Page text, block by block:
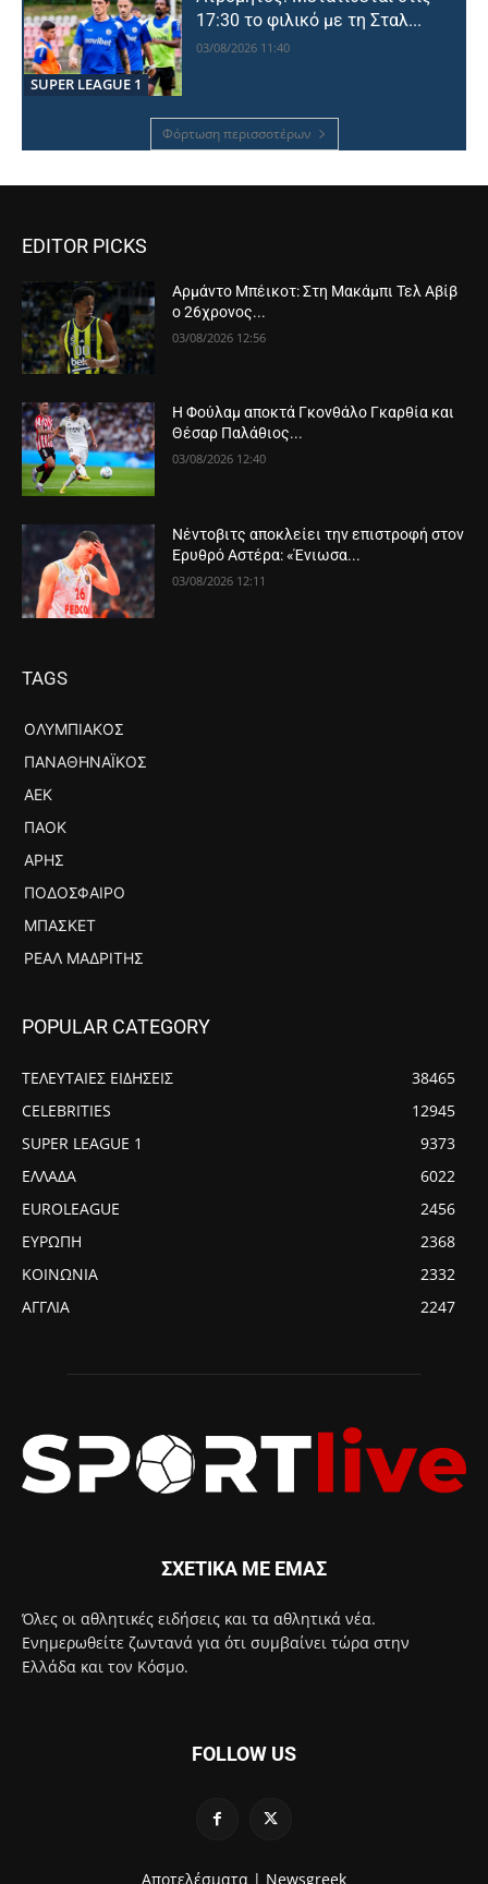
SUPER LEAGUE 1
17:30 το φιλικό με τη Σταλ...
03/08/2026 11:40
Φόρτωση περισσοτέρων
EDITOR PICKS
Αρμάντο Μπέικοτ: Στη Μακάμπι Τελ Αβίβ
ο 26χρονος...
03/08/2026 12:56
Η Φούλαμ αποκτά Γκονθάλο Γκαρθία και
Θέσαρ Παλάθιος...
03/08/2026 12:40
Νέντοβιτς αποκλείει την επιστροφή στον
Ερυθρό Αστέρα: «Ένιωσα...
03/08/2026 12:11
TAGS
ΟΛΥΜΠΙΑΚΌΣ
ΠΑΝΑΘΗΝΑΪΚΌΣ
ΑΕΚ
ΠΑΟΚ
ΆΡΗΣ
ΠΟΔΌΣΦΑΙΡΟ
ΜΠΆΣΚΕΤ
ΡΕΆΛ ΜΑΔΡΊΤΗΣ
POPULAR CATEGORY
ΤΕΛΕΥΤΑΙΕΣ ΕΙΔΗΣΕΙΣ
38465
CELEBRITIES
12945
SUPER LEAGUE 1
9373
ΕΛΛΑΔΑ
6022
EUROLEAGUE
2456
ΕΥΡΩΠΗ
2368
ΚΟΙΝΩΝΙΑ
2332
ΑΓΓΛΙΑ
2247
ΣΧΕΤΙΚΑ ΜΕ ΕΜΑΣ
Όλες οι αθλητικές ειδήσεις και τα αθλητικά νέα.
Ενημερωθείτε ζωντανά για ότι συμβαίνει τώρα στην
Ελλάδα και τον Κόσμο.
FOLLOW US
Αποτελέσματα | Newsgreek